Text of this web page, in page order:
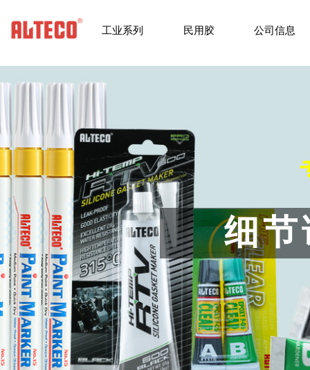
工业系列 民用胶 公司信息
细